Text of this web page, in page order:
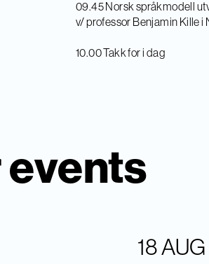
09.45 Norsk språkmodell
v/ professor Benjamin Kille i
10.00 Takk for i dag
18 AUG